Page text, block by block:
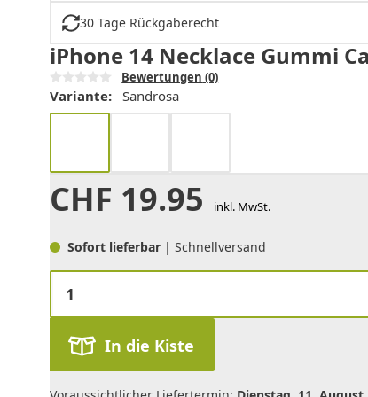
30 Tage Rückgaberecht
iPhone 14 Necklace Gummi
Bewertungen (0)
Variante: Sandrosa
CHF 19.95 inkl. MwSt.
Sofort lieferbar | Schnellversand
In die Kiste